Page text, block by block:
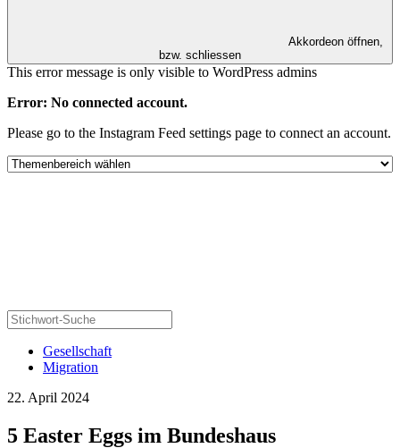
Akkordeon öffnen,
bzw. schliessen
This error message is only visible to WordPress admins
Error: No connected account.
Please go to the Instagram Feed settings page to connect an account.
Gesellschaft
Migration
22. April 2024
5 Easter Eggs im Bundeshaus